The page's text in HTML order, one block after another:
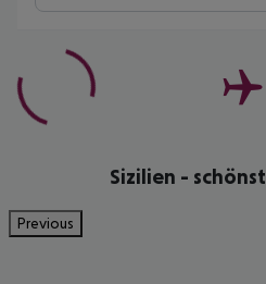
Sizilien -
Previous